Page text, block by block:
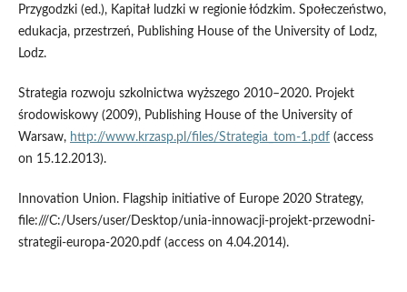
Przygodzki (ed.), Kapitał ludzki w regionie łódzkim. Społeczeństwo,
edukacja, przestrzeń, Publishing House of the University of Lodz,
Lodz.
Strategia rozwoju szkolnictwa wyższego 2010–2020. Projekt
środowiskowy (2009), Publishing House of the University of
Warsaw, http://www.krzasp.pl/files/Strategia_tom-1.pdf(access
on 15.12.2013).
Innovation Union. Flagship initiative of Europe 2020 Strategy,
file:///C:/Users/user/Desktop/unia-innowacji-projekt-przewodni-
strategii-europa-2020.pdf (access on 4.04.2014).